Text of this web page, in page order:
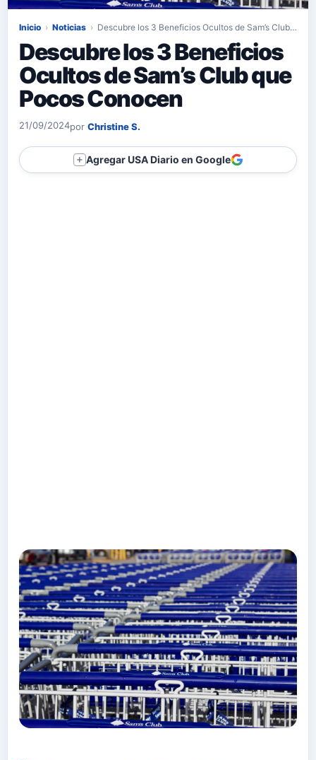
Inicio › Noticias › Descubre los 3 Beneficios Ocultos de Sam’s Club…
Descubre los 3 Beneficios
Ocultos de Sam’s Club que
Pocos Conocen
21/09/2024por Christine S.
＋ Agregar USA Diario en Google